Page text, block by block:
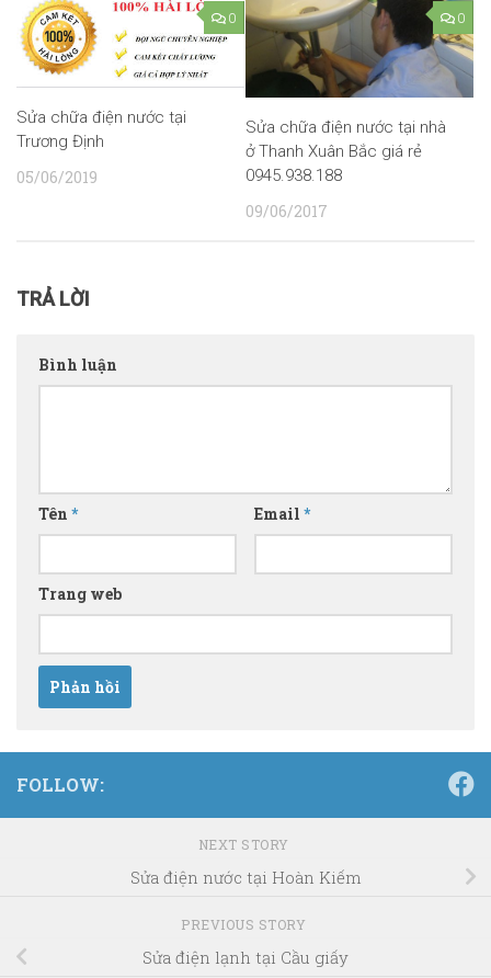
0
Sửa chữa điện nước tại
Trương Định
05/06/2019
0
Sửa chữa điện nước tại nhà
ở Thanh Xuân Bắc giá rẻ
0945.938.188
09/06/2017
TRẢ LỜI
Bình luận
Tên * Email *
Trang web
FOLLOW:
NEXT STORY
Sửa điện nước tại Hoàn Kiếm
PREVIOUS STORY
Sửa điện lạnh tại Cầu giấy